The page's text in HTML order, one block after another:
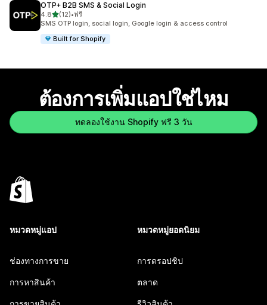
OTP+ B2B SMS & Social Login
4.8เต็ม 5 ดาว
(12)
ทั้งหมด 12 รีวิว
•ฟรี
SMS OTP login, social login, Google login & access control
Built for Shopify
ต้องการเพิ่มแอปใช่ไหม
ทดลองใช้งาน Shopify ฟรี 3 วัน
หมวดหมู่แอป
ช่องทางการขาย
การหาสินค้า
หมวดหมู่ยอดนิยม
การดรอปชิป
ตลาด